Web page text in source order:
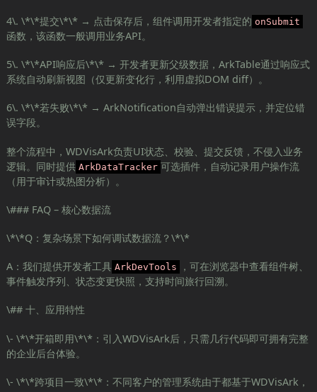
4\. \*\*提交\*\* → 点击保存后，组件调用开发者指定的 onSubmit
函数，该函数一般调用业务API。
5\. \*\*API响应后\*\* → 开发者更新父级数据，ArkTable通过响应式
系统自动刷新视图（仅更新变化行，利用虚拟DOM diff）。
6\. \*\*若失败\*\* → ArkNotification自动弹出错误提示，并定位错
误字段。
整个流程中，WDVisArk负责UI状态、校验、提交反馈，不侵入业务
逻辑。同时提供 ArkDataTracker 可选插件，自动记录用户操作流
（用于审计或热图分析）。
\### FAQ – 核心数据流
\*\*Q：复杂场景下如何调试数据流？\*\*
A：我们提供开发者工具 ArkDevTools
，可在浏览器中查看组件树、
事件触发序列、状态变更快照，支持时间旅行回溯。
\## 十、应用特性
\- \*\*开箱即用\*\*：引入WDVisArk后，只需几行代码即可拥有完整
的企业后台体验。
\- \*\*跨项目一致\*\*：不同客户的管理系统由于都基于WDVisArk，